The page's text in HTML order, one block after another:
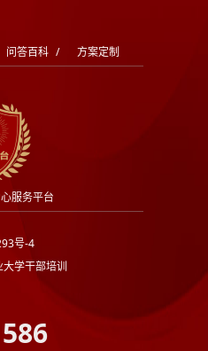
问答百科 / 方案定制
服务平台
号-4
学干部培训